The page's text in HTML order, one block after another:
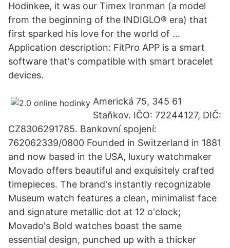
Hodinkee, it was our Timex Ironman (a model
from the beginning of the INDIGLO® era) that
first sparked his love for the world of …
‎Application description: FitPro APP is a smart
software that's compatible with smart bracelet
devices.
Americká 75, 345 61
Staňkov. IČO: 72244127, DIČ:
CZ8306291785. Bankovní spojení:
762062339/0800 Founded in Switzerland in 1881
and now based in the USA, luxury watchmaker
Movado offers beautiful and exquisitely crafted
timepieces. The brand's instantly recognizable
Museum watch features a clean, minimalist face
and signature metallic dot at 12 o'clock;
Movado's Bold watches boast the same
essential design, punched up with a thicker